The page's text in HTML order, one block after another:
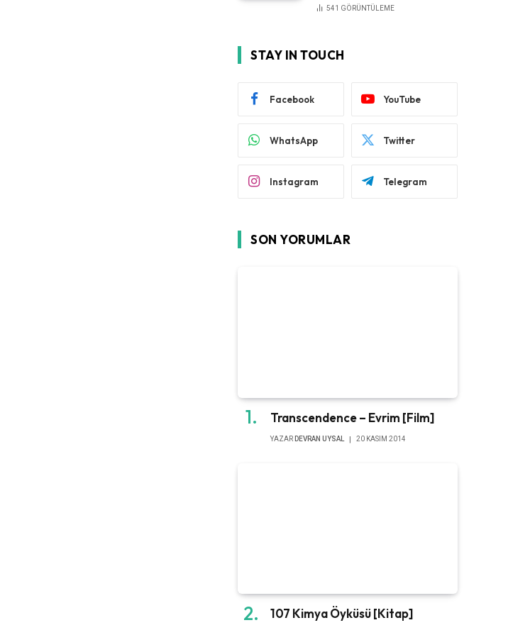
541 GÖRÜNTÜLEME
STAY IN TOUCH
Facebook YouTube
WhatsApp Twitter
Instagram Telegram
SON YORUMLAR
Transcendence – Evrim [Film]
YAZAR DEVRAN UYSAL 20 KASIM 2014
107 Kimya Öyküsü [Kitap]